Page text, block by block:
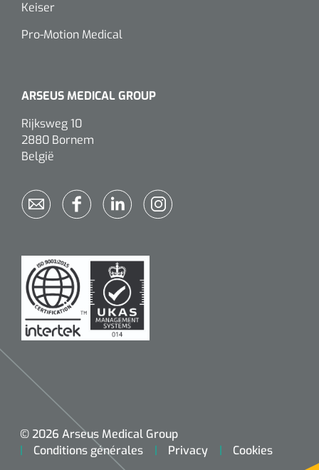
Agraffes de fixation
Bassin renal
Keiser
Pro-Motion Medical
ARSEUS MEDICAL GROUP
Rijksweg 10
2880 Bornem
België
© 2026 Arseus Medical Group
Conditions générales
Privacy Cookies